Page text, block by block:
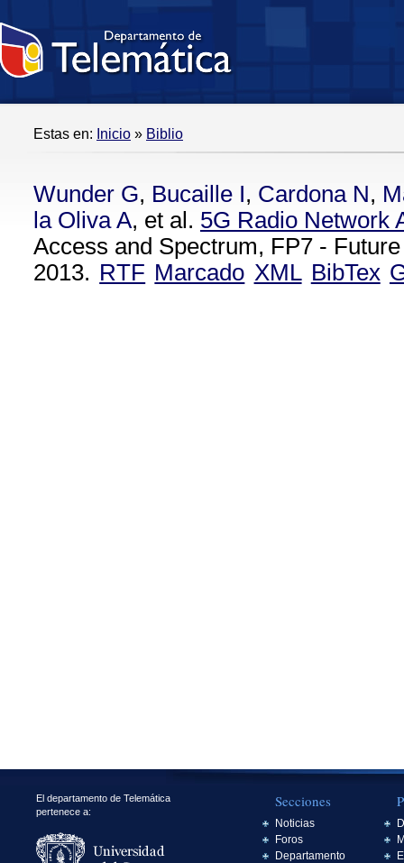
Estas en: Inicio » Biblio
Wunder G, Bucaille I, Cardona N,
la Oliva A, et al. 5G Radio Network
Access and Spectrum, FP7 -
2013. RTF Marcado XML BibTex
El departamento de Telemática
pertenece a:
Secciones
Noticias
Foros
Departamento